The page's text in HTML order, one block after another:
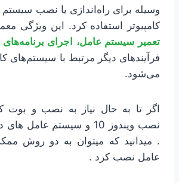
وسیله برای راه‌اندازی یا نصب
کامپیوتر استفاده کرد. این ویژگی
تعمیر سیستم عامل، اجرای برنامه‌های
فرآیندهای دیگر مرتبط با سیستم‌های
می‌شود.
اگر تا به حال نیاز به نصب و
نصب ویندوز 10 و سیستم
. میدانید که میتوان به دو روش
عامل نصب کرد .